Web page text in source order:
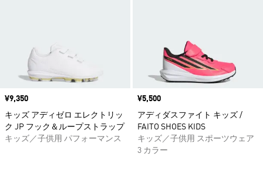
価格
¥9,350
キッズ アディゼロ エレクトリッ
ク JP フック＆ループストラップ
キッズ／子供用 パフォーマンス
価格
¥5,500
アディダスファイト キッズ /
FAITO SHOES KIDS
キッズ／子供用 スポーツウェア
3 カラー